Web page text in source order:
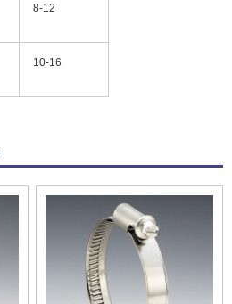
8-12
10-16